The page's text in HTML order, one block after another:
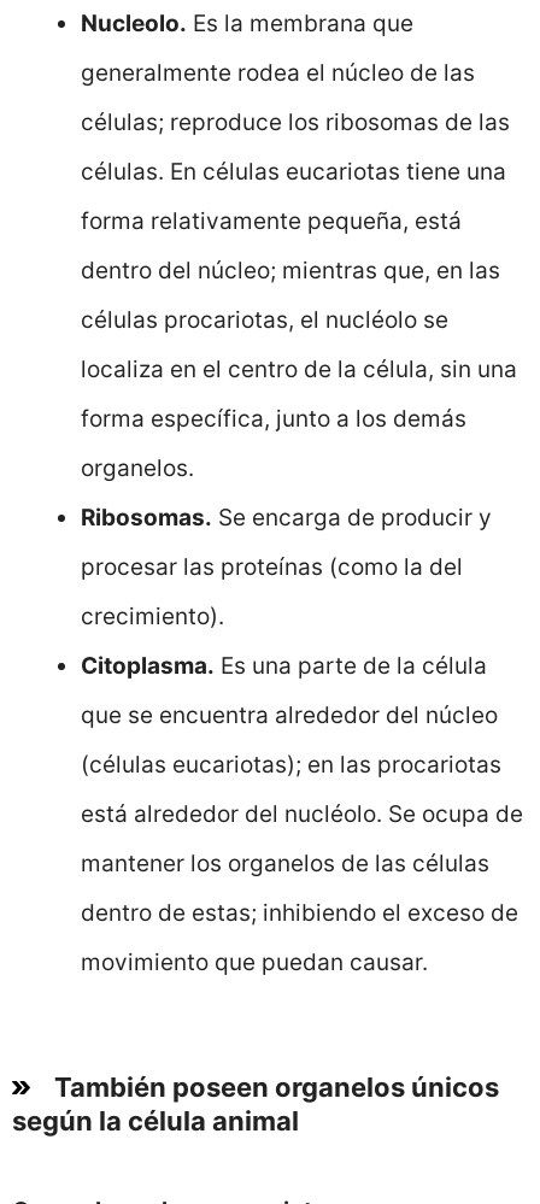
Nucleolo. Es la membrana que
generalmente rodea el núcleo de las
células; reproduce los ribosomas de las
células. En células eucariotas tiene una
forma relativamente pequeña, está
dentro del núcleo; mientras que, en las
células procariotas, el nucléolo se
localiza en el centro de la célula, sin una
forma específica, junto a los demás
organelos.
Ribosomas. Se encarga de producir y
procesar las proteínas (como la del
crecimiento).
Citoplasma. Es una parte de la célula
que se encuentra alrededor del núcleo
(células eucariotas); en las procariotas
está alrededor del nucléolo. Se ocupa de
mantener los organelos de las células
dentro de estas; inhibiendo el exceso de
movimiento que puedan causar.
También poseen organelos únicos
según la célula animal